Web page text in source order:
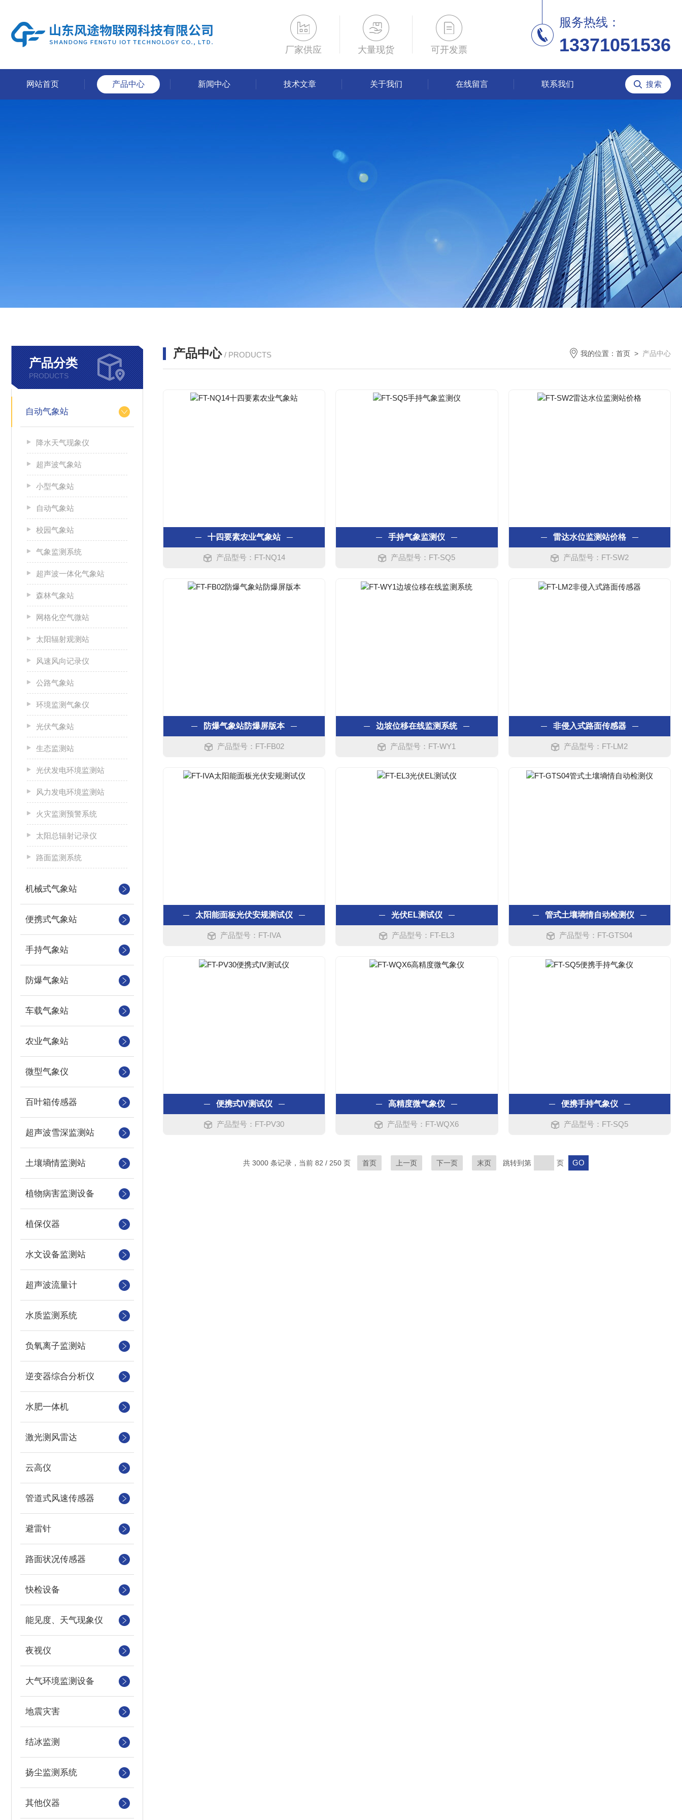
厂家供应 大量现货 可开发票
服务热线：
13371051536
网站首页 产品中心 新闻中心 技术文章 关于我们 在线留言 联系我们
产品分类
PRODUCTS
自动气象站
降水天气现象仪
超声波气象站
小型气象站
自动气象站
校园气象站
气象监测系统
超声波一体化气象站
森林气象站
网格化空气微站
太阳辐射观测站
风速风向记录仪
公路气象站
环境监测气象仪
光伏气象站
生态监测站
光伏发电环境监测站
风力发电环境监测站
火灾监测预警系统
太阳总辐射记录仪
路面监测系统
机械式气象站
便携式气象站
手持气象站
防爆气象站
车载气象站
农业气象站
微型气象仪
百叶箱传感器
超声波雪深监测站
土壤墒情监测站
植物病害监测设备
植保仪器
水文设备监测站
超声波流量计
水质监测系统
负氧离子监测站
逆变器综合分析仪
水肥一体机
激光测风雷达
云高仪
管道式风速传感器
避雷针
路面状况传感器
快检设备
能见度、天气现象仪
夜视仪
大气环境监测设备
地震灾害
结冰监测
扬尘监测系统
其他仪器
产品中心 / PRODUCTS 我的位置： 首页 > 产品中心
十四要素农业气象站
产品型号：FT-NQ14
手持气象监测仪
产品型号：FT-SQ5
雷达水位监测站价格
产品型号：FT-SW2
防爆气象站防爆屏版本
产品型号：FT-FB02
边坡位移在线监测系统
产品型号：FT-WY1
非侵入式路面传感器
产品型号：FT-LM2
太阳能面板光伏安规测试仪
产品型号：FT-IVA
光伏EL测试仪
产品型号：FT-EL3
管式土壤墒情自动检测仪
产品型号：FT-GTS04
便携式IV测试仪
产品型号：FT-PV30
高精度微气象仪
产品型号：FT-WQX6
便携手持气象仪
产品型号：FT-SQ5
共 3000 条记录，当前 82 / 250 页 首页 上一页 下一页 末页 跳转到第 页